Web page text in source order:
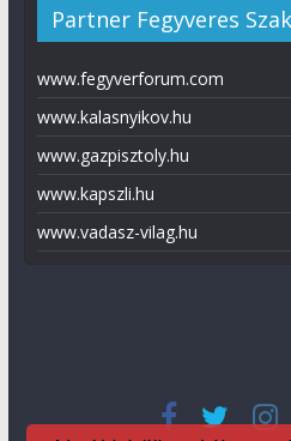
Partner Fegyveres
www.fegyverforum.com
www.kalasnyikov.hu
www.gazpisztoly.hu
www.kapszli.hu
www.vadasz-vilag.hu